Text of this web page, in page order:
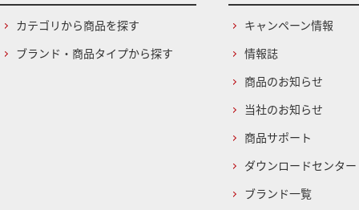
カテゴリから商品を探す
ブランド・商品タイプから探す
キャンペーン情報
情報誌
商品のお知らせ
当社のお知らせ
商品サポート
ダウンロードセンター
ブランド一覧